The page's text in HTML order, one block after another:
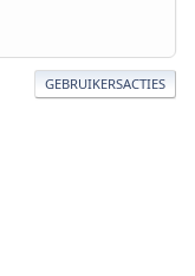
GEBRUIKERSACTIES